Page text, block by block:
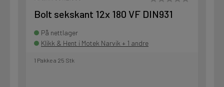
Bolt sekskant 12x 180 VF DIN931
På nettlager
Klikk & Hent i Motek Narvik + 1 andre
1 Pakke a 25 Stk